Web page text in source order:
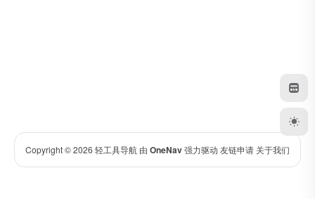
Copyright © 2026 轻工具导航 由 OneNav强力驱动 友链申请 关于我们